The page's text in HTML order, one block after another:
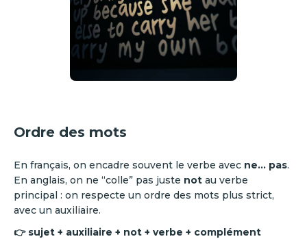
Ordre des mots
En français, on encadre souvent le verbe avec ne… pas.
En anglais, on ne “colle” pas juste not au verbe
principal : on respecte un ordre des mots plus strict,
avec un auxiliaire.
👉 sujet + auxiliaire + not + verbe + complément